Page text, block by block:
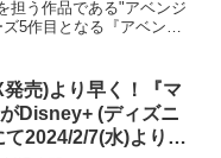
ます！！
担う作品である"アベンジ
5作目となる『アベンジ
信にて発表されまし
売)より早く！『マ
Disney+ (ディズニ
て2024/2/7(水)より見